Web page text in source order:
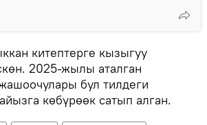
китептерге кызыгуу
2025-жылы аталган
бул тилдеги
көбүрөөк сатып алган.